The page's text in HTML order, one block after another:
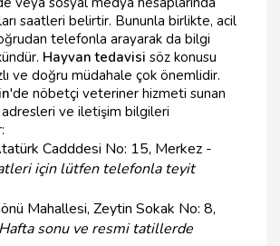
saatleri belirtir. Bununla birlikte, acil
telefonla arayarak da bilgi
Hayvan tedavisi söz konusu
ve doğru müdahale çok önemlidir.
'de nöbetçi veteriner hizmeti sunan
adresleri ve iletişim bilgileri
Cadddesi No: 15, Merkez -
için lütfen telefonla teyit
Mahallesi, Zeytin Sokak No: 8,
sonu ve resmi tatillerde